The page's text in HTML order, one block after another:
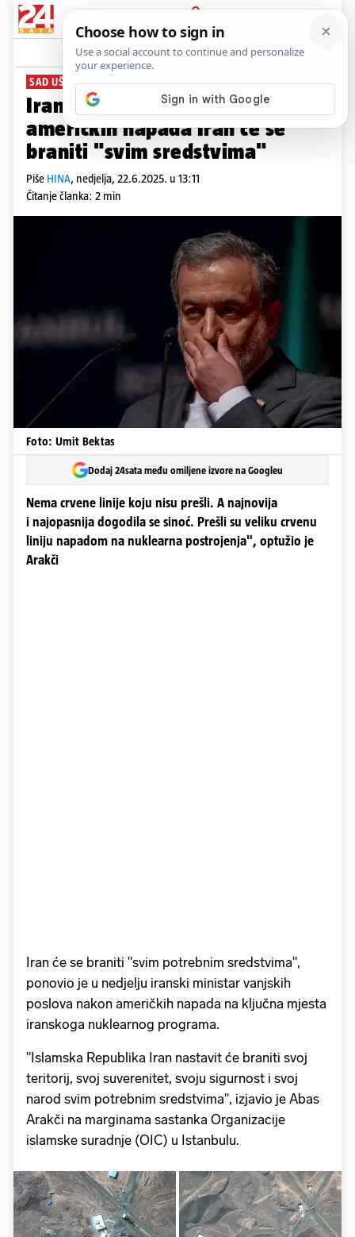
PRIJAVA
News Komentari
SAD UŠLE U RAT
Iranski ministar Arakči: Nakon
američkih napada Iran će se
braniti "svim sredstvima"
Piše HINA, nedjelja, 22.6.2025. u 13:11
Čitanje članka: 2 min
Foto: Umit Bektas
Dodaj 24sata među omiljene izvore na Googleu
Nema crvene linije koju nisu prešli. A najnovija
i najopasnija dogodila se sinoć. Prešli su veliku crvenu
liniju napadom na nuklearna postrojenja", optužio je
Arakči
Iran će se braniti "svim potrebnim sredstvima",
ponovio je u nedjelju iranski ministar vanjskih
poslova nakon američkih napada na ključna mjesta
iranskoga nuklearnog programa.
"Islamska Republika Iran nastavit će braniti svoj
teritorij, svoj suverenitet, svoju sigurnost i svoj
narod svim potrebnim sredstvima", izjavio je Abas
Arakči na marginama sastanka Organizacije
islamske suradnje (OIC) u Istanbulu.